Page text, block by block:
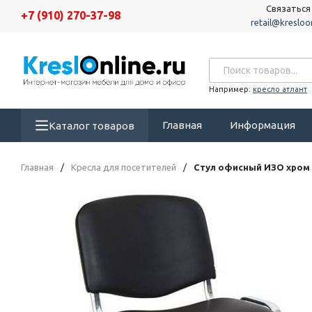
+7 (910) 270-37-98
Например: кресло атлант
Каталог товаров Главная Информация
Главная / Кресла для посетителей / Стул офисный ИЗО